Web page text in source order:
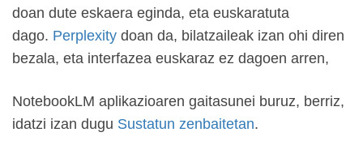
doan dute eskaera eginda, eta euskaratuta
dago. Perplexity doan da, bilatzaileak izan ohi diren
bezala, eta interfazea euskaraz ez dagoen arren,
NotebookLM aplikazioaren gaitasunei buruz, berriz,
idatzi izan dugu Sustatun zenbaitetan.